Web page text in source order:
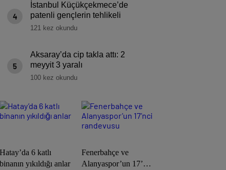
4
İstanbul Küçükçekmece’de
patenli gençlerin tehlikeli
seyahati
121 kez okundu
5
Aksaray’da cip takla attı: 2
meyyit 3 yaralı
100 kez okundu
Hatay’da 6 katlı
binanın yıkıldığı anlar
Fenerbahçe ve
Alanyaspor’un 17’nci